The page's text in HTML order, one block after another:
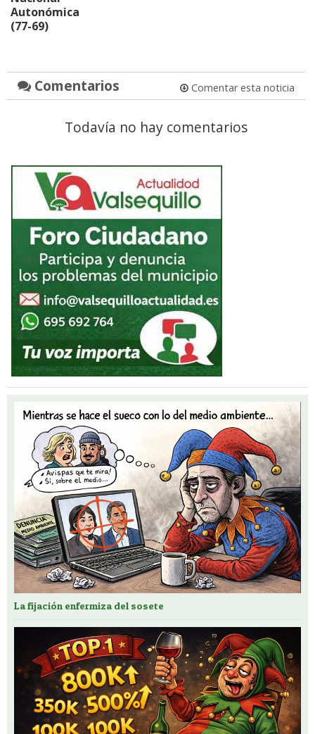
Autonómica
(77-69)
Comentarios Comentar esta noticia
Todavía no hay comentarios
La fijación enfermiza del sosete